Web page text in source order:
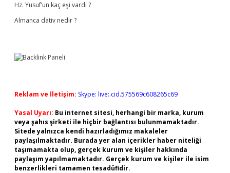
Hz. Yusuf’un kaç eşi vardı ?
Almanca dativ nedir ?
Reklam ve İletişim: Skype: live:.cid.575569c608265c69
Yasal Uyarı: Bu internet sitesi, herhangi bir marka, kurum
veya şahıs şirketi ile hiçbir bağlantısı bulunmamaktadır.
Sitede yalnızca kendi hazırladığımız makaleler
paylaşılmaktadır. Burada yer alan içerikler haber niteliği
taşımamakta olup, gerçek kurum ve kişiler hakkında
paylaşım yapılmamaktadır. Gerçek kurum ve kişiler ile isim
benzerlikleri tamamen tesadüfidir.